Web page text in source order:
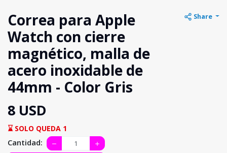
Correa para Apple
Watch con cierre
magnético, malla de
acero inoxidable de
44mm - Color Gris
Share
8 USD
⌛ SOLO QUEDA 1
Cantidad: